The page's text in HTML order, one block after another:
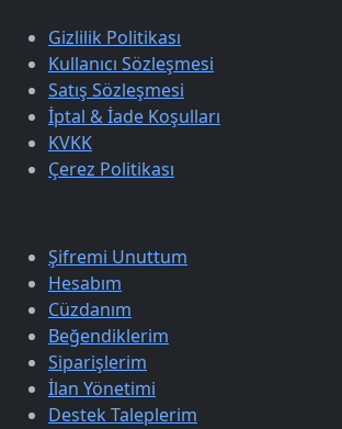
Gizlilik Politikası
Kullanıcı Sözleşmesi
Satış Sözleşmesi
İptal & İade Koşulları
KVKK
Çerez Politikası
Şifremi Unuttum
Hesabım
Cüzdanım
Beğendiklerim
Siparişlerim
İlan Yönetimi
Destek Taleplerim